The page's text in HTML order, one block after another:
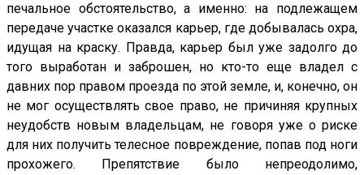
печальное обстоятельство, а именно: на подлежащем
передаче участке оказался карьер, где добывалась охра,
идущая на краску. Правда, карьер был уже задолго до
того выработан и заброшен, но кто-то еще владел с
давних пор правом проезда по этой земле, и, конечно, он
не мог осуществлять свое право, не причиняя крупных
неудобств новым владельцам, не говоря уже о риске
для них получить телесное повреждение, попав под ноги
прохожего. Препятствие было непреодолимо,